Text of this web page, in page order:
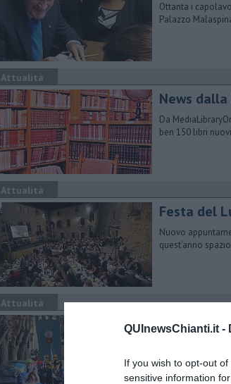
QUInewsChianti.it -
If you wish to opt-out
sensitive information
Ottanta i
Palazzo
Attualità
News
Da
ben 150 libri
Attualità
Festa del
Nuovo
quest'anno
Attualità
La carica
dalla nuova Pro